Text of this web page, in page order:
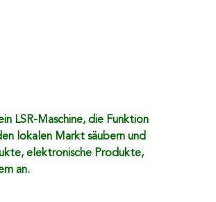
LSR-Maschine, die Funktion
lokalen Markt säubern und
elektronische Produkte,
an.